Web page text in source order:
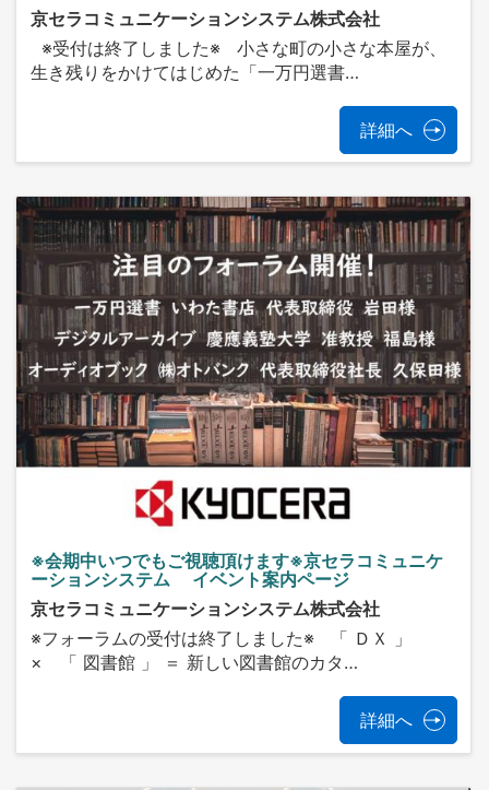
京セラコミュニケーションシステム株式会社
※受付は終了しました※ 小さな町の小さな本屋が、
生き残りをかけてはじめた「一万円選書…
詳細へ
※会期中いつでもご視聴頂けます※京セラコミュニケ
ーションシステム イベント案内ページ
京セラコミュニケーションシステム株式会社
※フォーラムの受付は終了しました※ 「 ＤＸ 」
× 「 図書館 」 ＝ 新しい図書館のカタ…
詳細へ